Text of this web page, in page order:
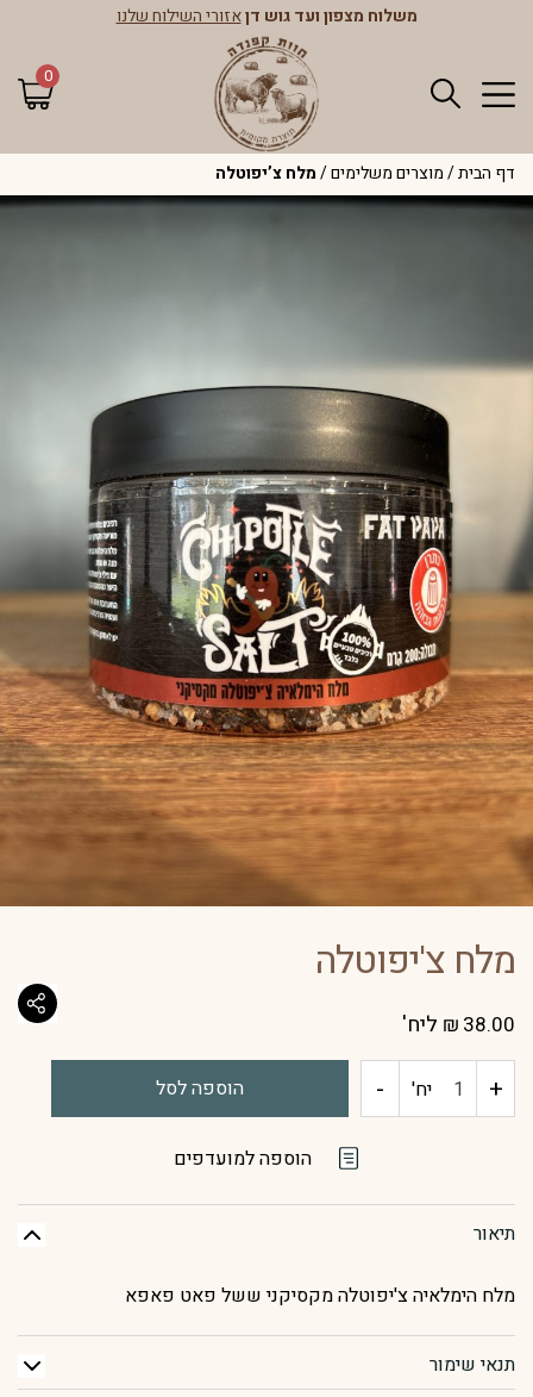
משלוח מצפון ועד גוש דןאזורי השילוח שלנו
0
דף הבית/מוצרים משלימים/מלח צ’יפוטלה
מלח צ'יפוטלה
₪ 38.00 ליח'
+ כמות יח' - הוספה לסל
הוספה למועדפים
תיאור
מלח הימלאיה צ'יפוטלה מקסיקני ששל פאט פאפא
תנאי שימור